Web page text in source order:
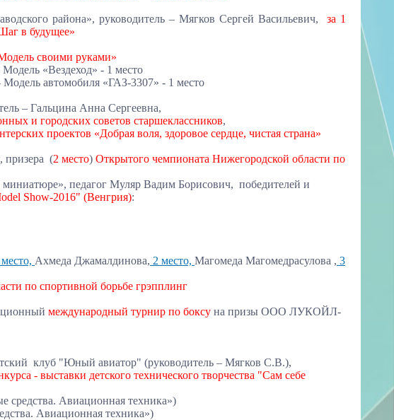
по этой ссылке
района», руководитель – Мягков Сергей Васильевич, за 1
в будущее»
своими руками»
«Вездеход» - 1 место
автомобиля «ГАЗ-3307» - 1 место
– Гальцина Анна Сергеевна,
и городских советов старшеклассников,
проектов «Добрая воля, здоровое сердце, чистая страна»
призера (2 место) Открытого чемпионата Нижегородской области по
педагог Муляр Вадим Борисович, победителей и
Show-2016" (Венгрия):
Ахмеда Джамалдинова, 2 место, Магомеда Магомедрасулова , 3
по спортивной борьбе грэпплинг
международный турнир по боксу на призы ООО ЛУКОЙЛ-
клуб "Юный авиатор" (руководитель – Мягков С.В.),
- выставки детского технического творчества "Сам себе
средства. Авиационная техника»)
Авиационная техника»)